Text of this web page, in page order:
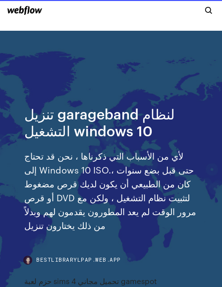
تنزيل garageband لنظام
التشغيل windows 10
لأي من الأسباب التي ذكرناها ، نحن قد تحتاج
إلى Windows 10 ISO.حتى قبل بضع سنوات ،
كان من الطبيعي أن يكون لديك قرص مضغوط
أو قرص DVD لتثبيت نظام التشغيل ، ولكن مع
مرور الوقت لم يعد المطورون يقدمون لهم وبدلاً
من ذلك يختارون تنزيل
BESTLIBRARYLPAP.WEB.APP
حزم لعبة sims 4 تحميل مجاني gamespot